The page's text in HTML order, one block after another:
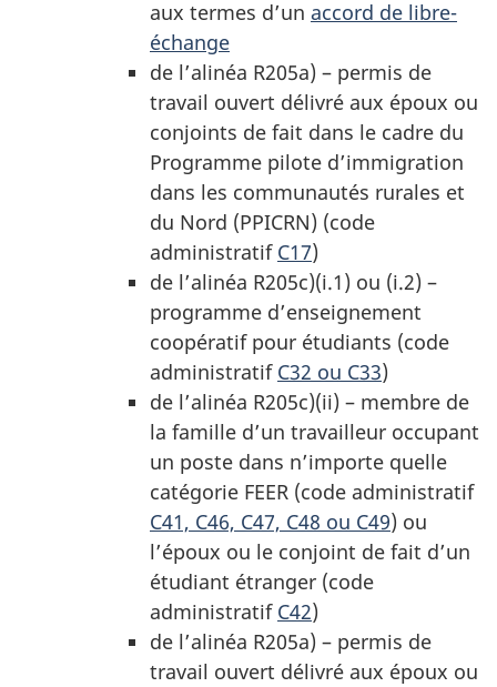
aux termes d’un accord de libre-
échange
de l’alinéa R205a) – permis de
travail ouvert délivré aux époux ou
conjoints de fait dans le cadre du
Programme pilote d’immigration
dans les communautés rurales et
du Nord (PPICRN) (code
administratif C17)
de l’alinéa R205c)(i.1) ou (i.2) –
programme d’enseignement
coopératif pour étudiants (code
administratif C32 ou C33)
de l’alinéa R205c)(ii) – membre de
la famille d’un travailleur occupant
un poste dans n’importe quelle
catégorie FEER (code administratif
C41, C46, C47, C48 ou C49) ou
l’époux ou le conjoint de fait d’un
étudiant étranger (code
administratif C42)
de l’alinéa R205a) – permis de
travail ouvert délivré aux époux ou